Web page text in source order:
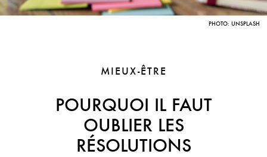
PHOTO: UNSPLASH
MIEUX-ÊTRE
POURQUOI IL FAUT
OUBLIER LES
RÉSOLUTIONS